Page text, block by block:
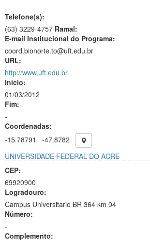
-
Telefone(s):
(63) 3229-4757 Ramal:
E-mail Institucional do Programa:
coord.bionorte.to@uft.edu.br
URL:
http://www.uft.edu.br
Início:
01/03/2012
Fim:
-
Coordenadas:
-15.78791
-47.8782
UNIVERSIDADE FEDERAL DO ACRE
CEP:
69920900
Logradouro:
Campus Universitario BR 364 km 04
Número:
-
Complemento: